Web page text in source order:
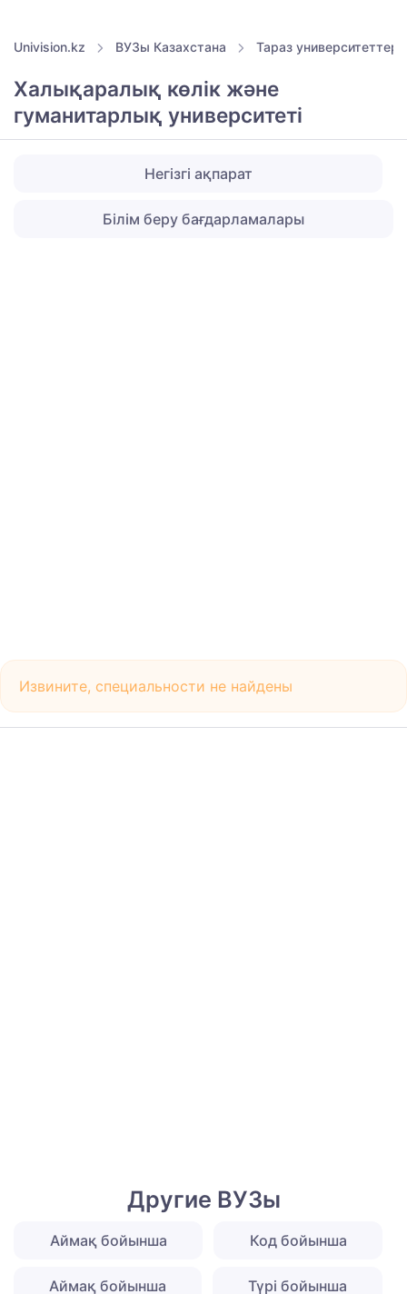
Univision.kz ВУЗы Казахстана Тараз университеттері
Халықаралық көлік және
гуманитарлық университеті
Негізгі ақпарат
Білім беру бағдарламалары
Извините, специальности не найдены
Другие ВУЗы
Аймақ бойынша Код бойынша
Аймақ бойынша Түрі бойынша